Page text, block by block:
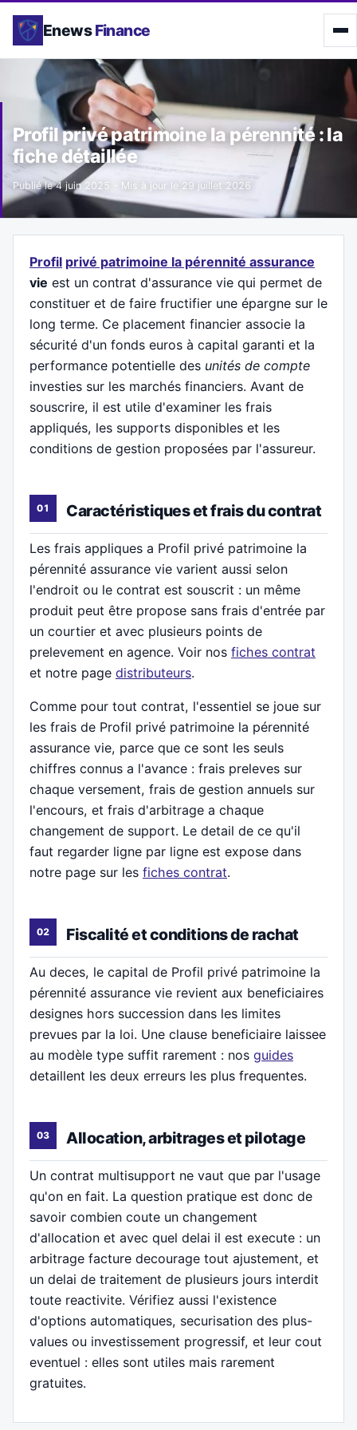
Enews Finance
Profil privé patrimoine la pérennité : la
fiche détaillée
Publié le4 juin 2025 - Mis à jour le 29 juillet 2026
Profil privé patrimoine la pérennité assurance
vie est un contrat d'assurance vie qui permet de
constituer et de faire fructifier une épargne sur le
long terme. Ce placement financier associe la
sécurité d'un fonds euros à capital garanti et la
performance potentielle des unités de compte
investies sur les marchés financiers. Avant de
souscrire, il est utile d'examiner les frais
appliqués, les supports disponibles et les
conditions de gestion proposées par l'assureur.
Caractéristiques et frais du contrat
Les frais appliques a Profil privé patrimoine la
pérennité assurance vie varient aussi selon
l'endroit ou le contrat est souscrit : un même
produit peut être propose sans frais d'entrée par
un courtier et avec plusieurs points de
prelevement en agence. Voir nos fiches contrat
et notre page distributeurs.
Comme pour tout contrat, l'essentiel se joue sur
les frais de Profil privé patrimoine la pérennité
assurance vie, parce que ce sont les seuls
chiffres connus a l'avance : frais preleves sur
chaque versement, frais de gestion annuels sur
l'encours, et frais d'arbitrage a chaque
changement de support. Le detail de ce qu'il
faut regarder ligne par ligne est expose dans
notre page sur les fiches contrat.
Fiscalité et conditions de rachat
Au deces, le capital de Profil privé patrimoine la
pérennité assurance vie revient aux beneficiaires
designes hors succession dans les limites
prevues par la loi. Une clause beneficiaire laissee
au modèle type suffit rarement : nos guides
detaillent les deux erreurs les plus frequentes.
Allocation, arbitrages et pilotage
Un contrat multisupport ne vaut que par l'usage
qu'on en fait. La question pratique est donc de
savoir combien coute un changement
d'allocation et avec quel delai il est execute : un
arbitrage facture decourage tout ajustement, et
un delai de traitement de plusieurs jours interdit
toute reactivite. Vérifiez aussi l'existence
d'options automatiques, securisation des plus-
values ou investissement progressif, et leur cout
eventuel : elles sont utiles mais rarement
gratuites.